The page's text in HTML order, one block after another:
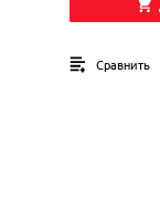
Сравнить